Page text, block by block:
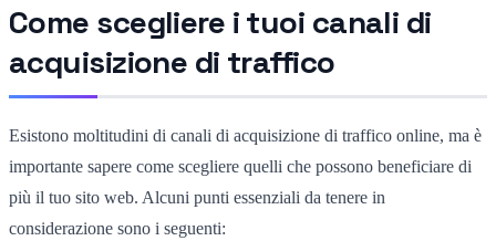
Come scegliere i tuoi canali di
acquisizione di traffico
Esistono moltitudini di canali di acquisizione di traffico online, ma è
importante sapere come scegliere quelli che possono beneficiare di
più il tuo sito web. Alcuni punti essenziali da tenere in
considerazione sono i seguenti: